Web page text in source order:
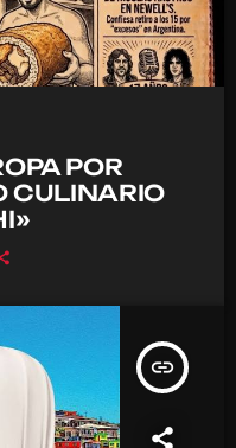
POR
CULINARIO
insert_link